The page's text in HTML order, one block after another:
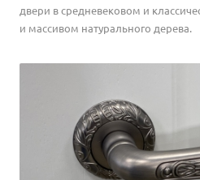
двери в средневековом и
и массивом натурального дерева.